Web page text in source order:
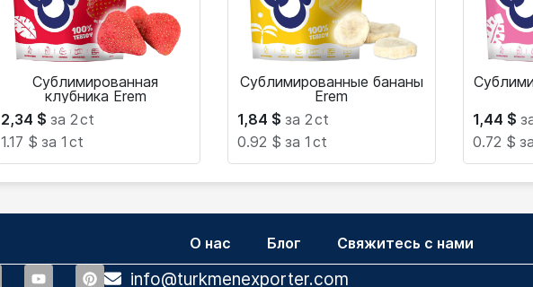
Сублимированная
клубника Erem
2,34 $ за 2ct
1.17 $ за 1 ct
Сублимированные бананы
Erem
1,84 $ за 2ct
0.92 $ за 1 ct
1,44 $
0.72 $
О нас Блог Свяжитесь с нами
info@turkmenexporter.com